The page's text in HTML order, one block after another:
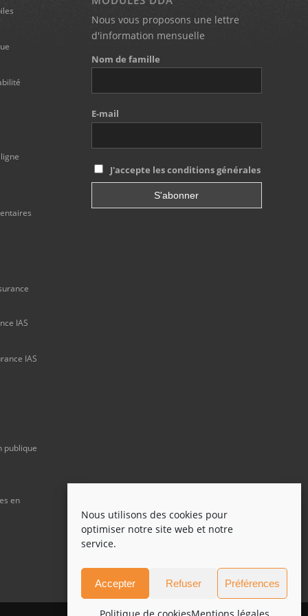
Nous utilisons des cookies pour
optimiser notre site web et notre
service.
Accepter Refuser Préférences
IAS
IAS
publique
en
Nous vous proposons une lettre
d'information mensuelle
Nom de famille
E-mail
J'accepte les conditions générales